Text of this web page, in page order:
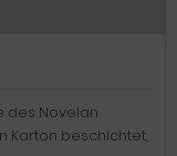
des Novelan
Karton beschichtet,